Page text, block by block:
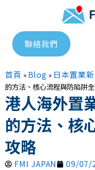
聯絡我們
首頁 »Blog » 日本置業
的方法、核心流程與防陷阱
港人海外置
的方法、核
攻略
FMI JAPAN 09/07/